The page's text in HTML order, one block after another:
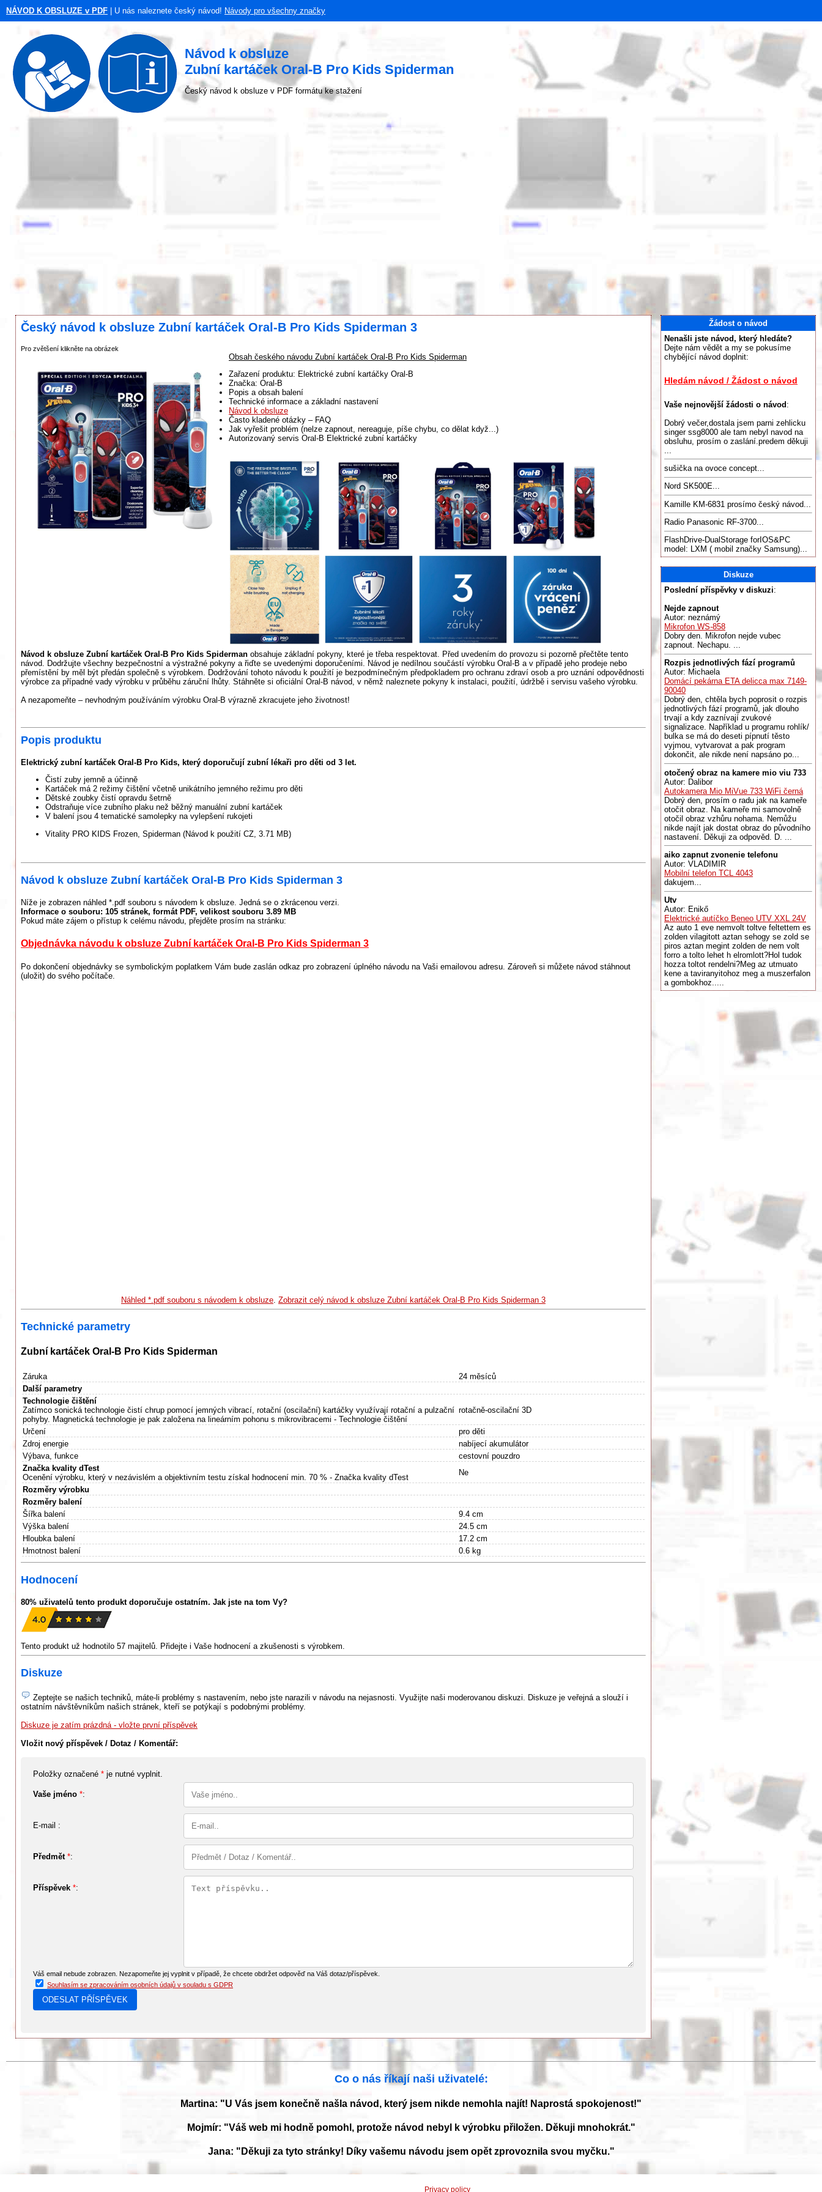
NÁVOD K OBSLUZE v PDF | U nás naleznete český návod! Návody pro všechny značky
Návod k obsluze
Zubní kartáček Oral-B Pro Kids Spiderman
Český návod k obsluze v PDF formátu ke stažení
Český návod k obsluze Zubní kartáček Oral-B Pro Kids Spiderman 3
Pro zvětšení klikněte na obrázek
Obsah českého návodu Zubní kartáček Oral-B Pro Kids Spiderman
Zařazení produktu: Elektrické zubní kartáčky Oral-B
Značka: Oral-B
Popis a obsah balení
Technické informace a základní nastavení
Návod k obsluze
Často kladené otázky – FAQ
Jak vyřešit problém (nelze zapnout, nereaguje, píše chybu, co dělat když...)
Autorizovaný servis Oral-B Elektrické zubní kartáčky
Návod k obsluze Zubní kartáček Oral-B Pro Kids Spiderman obsahuje základní pokyny, které je třeba respektovat. Před uvedením do provozu si pozorně přečtěte tento
návod. Dodržujte všechny bezpečnostní a výstražné pokyny a řiďte se uvedenými doporučeními. Návod je nedílnou součástí výrobku Oral-B a v případě jeho prodeje nebo
přemístění by měl být předán společně s výrobkem. Dodržování tohoto návodu k použití je bezpodmínečným předpokladem pro ochranu zdraví osob a pro uznání odpovědnosti
výrobce za případné vady výrobku v průběhu záruční lhůty. Stáhněte si oficiální Oral-B návod, v němž naleznete pokyny k instalaci, použití, údržbě i servisu vašeho výrobku.
A nezapomeňte – nevhodným používáním výrobku Oral-B výrazně zkracujete jeho životnost!
Popis produktu
Elektrický zubní kartáček Oral-B Pro Kids, který doporučují zubní lékaři pro děti od 3 let.
Čistí zuby jemně a účinně
Kartáček má 2 režimy čištění včetně unikátního jemného režimu pro děti
Dětské zoubky čistí opravdu šetrně
Odstraňuje více zubního plaku než běžný manuální zubní kartáček
V balení jsou 4 tematické samolepky na vylepšení rukojeti
Vitality PRO KIDS Frozen, Spiderman (Návod k použití CZ, 3.71 MB)
Návod k obsluze Zubní kartáček Oral-B Pro Kids Spiderman 3
Níže je zobrazen náhled *.pdf souboru s návodem k obsluze. Jedná se o zkrácenou verzi.
Informace o souboru: 105 stránek, formát PDF, velikost souboru 3.89 MB
Pokud máte zájem o přístup k celému návodu, přejděte prosím na stránku:
Objednávka návodu k obsluze Zubní kartáček Oral-B Pro Kids Spiderman 3
Po dokončení objednávky se symbolickým poplatkem Vám bude zaslán odkaz pro zobrazení úplného návodu na Vaši emailovou adresu. Zároveň si můžete návod stáhnout
(uložit) do svého počítače.
Náhled *.pdf souboru s návodem k obsluze. Zobrazit celý návod k obsluze Zubní kartáček Oral-B Pro Kids Spiderman 3
Technické parametry
Zubní kartáček Oral-B Pro Kids Spiderman
Záruka
24 měsíců
Další parametry
Technologie čištění
Zatímco sonická technologie čistí chrup pomocí jemných vibrací, rotační (oscilační) kartáčky využívají rotační a pulzační
pohyby. Magnetická technologie je pak založena na lineárním pohonu s mikrovibracemi - Technologie čištění
rotačně-oscilační 3D
Určení
pro děti
Zdroj energie
nabíjecí akumulátor
Výbava, funkce
cestovní pouzdro
Značka kvality dTest
Ocenění výrobku, který v nezávislém a objektivním testu získal hodnocení min. 70 % - Značka kvality dTest
Ne
Rozměry výrobku
Rozměry balení
Šířka balení
9.4 cm
Výška balení
24.5 cm
Hloubka balení
17.2 cm
Hmotnost balení
0.6 kg
Hodnocení
80% uživatelů tento produkt doporučuje ostatním. Jak jste na tom Vy?
Tento produkt už hodnotilo 57 majitelů. Přidejte i Vaše hodnocení a zkušenosti s výrobkem.
Diskuze
Zeptejte se našich techniků, máte-li problémy s nastavením, nebo jste narazili v návodu na nejasnosti. Využijte naši moderovanou diskuzi. Diskuze je veřejná a slouží i
ostatním návštěvníkům našich stránek, kteří se potýkají s podobnými problémy.
Diskuze je zatím prázdná - vložte první příspěvek
Vložit nový příspěvek / Dotaz / Komentář:
Položky označené * je nutné vyplnit.
Vaše jméno *:
E-mail :
Předmět *:
Příspěvek *:
Váš email nebude zobrazen. Nezapomeňte jej vyplnit v případě, že chcete obdržet odpověď na Váš dotaz/příspěvek.
Souhlasím se zpracováním osobních údajů v souladu s GDPR
Žádost o návod
Nenašli jste návod, který hledáte?
Dejte nám vědět a my se pokusíme
chybějící návod doplnit:
Hledám návod / Žádost o návod
Vaše nejnovější žádosti o návod :
Dobrý večer,dostala jsem parni zehlicku
singer ssg8000 ale tam nebyl navod na
obsluhu, prosím o zaslání.predem děkuji
sušička na ovoce concept...
Nord SK500E...
Kamille KM-6831 prosímo český návod...
Radio Panasonic RF-3700...
FlashDrive-DualStorage forIOS&PC
model: LXM ( mobil značky Samsung)...
Diskuze
Poslední příspěvky v diskuzi:
Nejde zapnout
Autor: neznámý
Mikrofon WS-858
Dobry den. Mikrofon nejde vubec
zapnout. Nechapu. ...
Rozpis jednotlivých fází programů
Autor: Michaela
Domácí pekárna ETA delicca max 7149-
90040
Dobrý den, chtěla bych poprosit o rozpis
jednotlivých fází programů, jak dlouho
trvají a kdy zaznívají zvukové
signalizace. Například u programu rohlík/
bulka se má do deseti pípnutí těsto
vyjmou, vytvarovat a pak program
dokončit, ale nikde není napsáno po...
otočený obraz na kamere mio viu 733
Autor: Dalibor
Autokamera Mio MiVue 733 WiFi černá
Dobrý den, prosím o radu jak na kameře
otočit obraz. Na kameře mi samovolně
otočil obraz vzhůru nohama. Nemůžu
nikde najít jak dostat obraz do původního
nastavení. Děkuji za odpověd. D. ...
aiko zapnut zvonenie telefonu
Autor: VLADIMIR
Mobilní telefon TCL 4043
dakujem...
Utv
Autor: Enikő
Elektrické autíčko Beneo UTV XXL 24V
Az auto 1 eve nemvolt toltve feltettem es
zolden vilagitott aztan sehogy se zold se
piros aztan megint zolden de nem volt
forro a tolto lehet h elromlott?Hol tudok
hozza toltot rendelni?Meg az utmuato
kene a taviranyitohoz meg a muszerfalon
a gombokhoz.....
Co o nás říkají naši uživatelé:
Martina: "U Vás jsem konečně našla návod, který jsem nikde nemohla najít! Naprostá spokojenost!"
Mojmír: "Váš web mi hodně pomohl, protože návod nebyl k výrobku přiložen. Děkuji mnohokrát."
Jana: "Děkuji za tyto stránky! Díky vašemu návodu jsem opět zprovoznila svou myčku."
Privacy policy